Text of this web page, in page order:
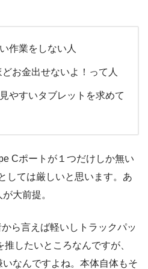
作業をしない人
お金出せないよ！って人
やすいタブレットを求めて
Cポートが１つだけしか無い
しては厳しいと思います。あ
大前提。
ら言えば軽いしトラックパッ
したいところなんですが、
なんですよね。本体自体もそ